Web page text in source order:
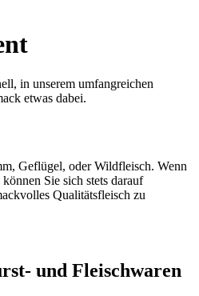
in unserem umfangreichen
etwas dabei.
Geflügel, oder Wildfleisch. Wenn
Sie sich stets darauf
Qualitätsfleisch zu
und Fleischwaren